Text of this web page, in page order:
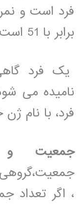
برابر با 51 است.
یک فرد
نامیده می
فرد، با نام
جمعیت
جمعیت،گروهی